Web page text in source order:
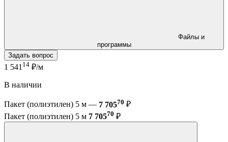
программы
Задать вопрос
1 541 14 ₽/м
В наличии
Пакет (полиэтилен) 5 м — 7 70570 ₽
Пакет (полиэтилен) 5 м 7 70570 ₽